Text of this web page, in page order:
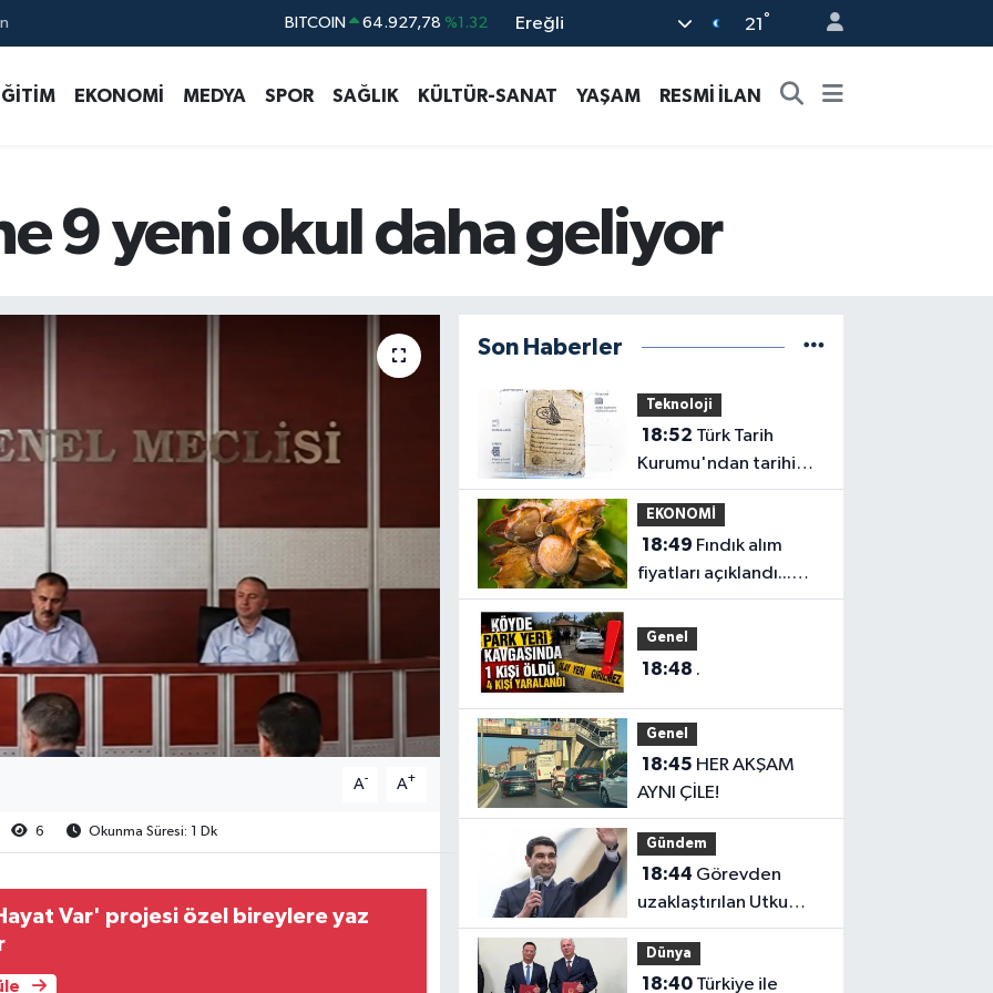
DOLAR 47,5971 %0.05
STERLİN 64,2534 %0.22
Ereğli 21 °
EKONOMİ MEDYA SPOR SAĞLIK KÜLTÜR-SANAT YAŞAM RESMİ İLAN
9 yeni okul daha geliyor
A- A+
6 Okunma Süresi: 1 Dk
Var' projesi özel bireylere yaz
Son Haberler
Teknoloji
18:52
Kurumu'ndan tarihi
içerikler tek
platformda
EKONOMİ
18:49
fiyatları açıklandı...
Alımlar 24 Ağustos'ta
başlıyor
Genel
18:48 .
Genel
18:45
AYNI ÇİLE!
Gündem
18:44
uzaklaştırılan Utku
Caner Çaykara
hakkında tahliye kararı
Dünya
18:40